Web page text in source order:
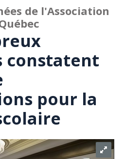
de l'Association
constatent
pour la